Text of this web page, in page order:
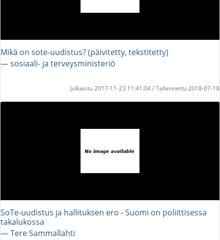
Mikä on sote-uudistus? (päivitetty, tekstitetty)
― sosiaali- ja terveysministeriö
Julkaistu 2017-11-23 11:41:04 / Tallennettu 2018-07-18
SoTe-uudistus ja hallituksen ero - Suomi on poliittisessa
takalukossa
― Tere Sammallahti